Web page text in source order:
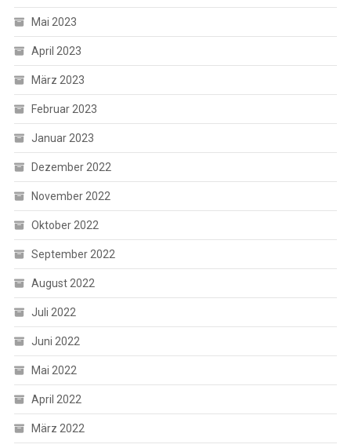
Mai 2023
April 2023
März 2023
Februar 2023
Januar 2023
Dezember 2022
November 2022
Oktober 2022
September 2022
August 2022
Juli 2022
Juni 2022
Mai 2022
April 2022
März 2022